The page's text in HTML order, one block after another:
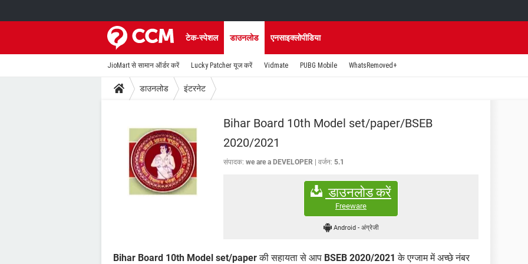
टेक-स्पेशल डाउनलोड एनसाइक्लोपीडिया
JioMart से सामान ऑर्डर करें Lucky Patcher यूज करें Vidmate PUBG Mobile WhatsRemoved+
डाउनलोड इंटरनेट
Bihar Board 10th Model set/paper/BSEB
2020/2021
संपादक: we are a DEVELOPER वर्जन: 5.1
डाउनलोड करें
Freeware
Android-अंग्रेजी
Bihar Board 10th Model set/paperकी सहायता से आप BSEB 2020/2021 के एग्जाम में अच्छे नंबर